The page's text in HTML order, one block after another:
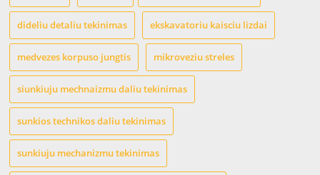
dideliu detaliu tekinimas ekskavatoriu kaisciu lizdai
medvezes korpuso jungtis mikroveziu streles
siunkiuju mechnaizmu daliu tekinimas
sunkios technikos daliu tekinimas
sunkiuju mechanizmu tekinimas